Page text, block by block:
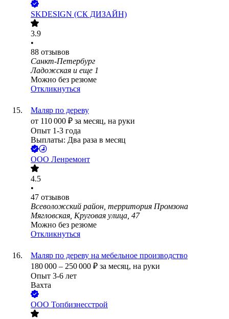
SKDESIGN (СК ДИЗАЙН)
3.9
•
88 отзывов
Санкт-Петербург
Ладожская и еще 1
Можно без резюме
Откликнуться
Маляр по дереву
от 110 000 ₽ за месяц, на руки
Опыт 1-3 года
Выплаты: Два раза в месяц
ООО Ленремонт
4.5
•
47 отзывов
Всеволожский район, территория Промзона
Мягловская, Круговая улица, 47
Можно без резюме
Откликнуться
Маляр по дереву на мебельное производство
180 000 – 250 000 ₽ за месяц, на руки
Опыт 3-6 лет
Вахта
ООО Топбизнесстрой